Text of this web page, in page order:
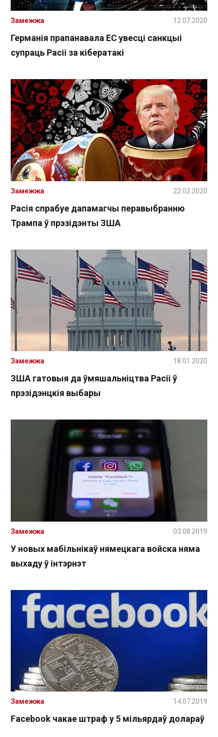
Германія прапанавала ЕС увесці санкцыі
супраць Расіі за кібератакі
Замежжа 12.07.2020
Расія спрабуе дапамагчы перавыбранню
Трампа ў прэзідэнты ЗША
Замежжа 22.02.2020
ЗША гатовыя да ўмяшальніцтва Расіі ў
прэзідэнцкія выбары
Замежжа 18.01.2020
У новых мабільнікаў нямецкага войска няма
выхаду ў інтэрнэт
Замежжа 03.08.2019
Facebook чакае штраф у 5 мільярдаў долараў
Замежжа 14.07.2019